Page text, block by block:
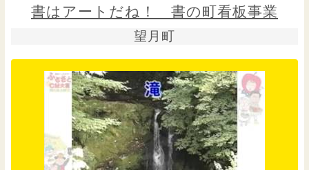
書はアートだね！ 書の町看板事業
望月町